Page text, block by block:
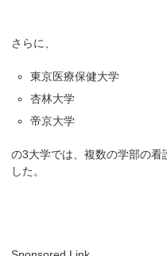
さらに、
東京医療保健大学
杏林大学
帝京大学
の3大学では、複数の学部の
した。